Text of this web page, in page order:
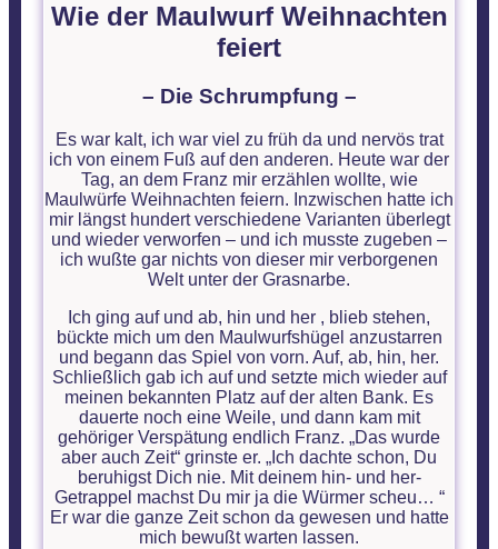
Wie der Maulwurf Weihnachten
feiert
– Die Schrumpfung –
Es war kalt, ich war viel zu früh da und nervös trat
ich von einem Fuß auf den anderen. Heute war der
Tag, an dem Franz mir erzählen wollte, wie
Maulwürfe Weihnachten feiern. Inzwischen hatte ich
mir längst hundert verschiedene Varianten überlegt
und wieder verworfen – und ich musste zugeben –
ich wußte gar nichts von dieser mir verborgenen
Welt unter der Grasnarbe.
Ich ging auf und ab, hin und her , blieb stehen,
bückte mich um den Maulwurfshügel anzustarren
und begann das Spiel von vorn. Auf, ab, hin, her.
Schließlich gab ich auf und setzte mich wieder auf
meinen bekannten Platz auf der alten Bank. Es
dauerte noch eine Weile, und dann kam mit
gehöriger Verspätung endlich Franz. „Das wurde
aber auch Zeit“ grinste er. „Ich dachte schon, Du
beruhigst Dich nie. Mit deinem hin- und her-
Getrappel machst Du mir ja die Würmer scheu… “
Er war die ganze Zeit schon da gewesen und hatte
mich bewußt warten lassen.